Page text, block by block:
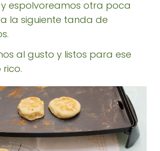
espolvoreamos otra poca
la siguiente tanda de
al gusto y listos para ese